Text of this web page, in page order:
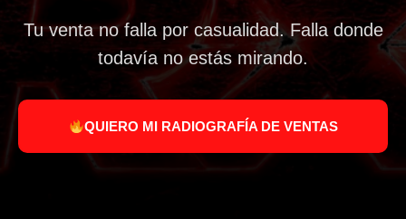
Tu venta no falla por casualidad. Falla donde
todavía no estás mirando.
QUIERO MI RADIOGRAFÍA DE VENTAS